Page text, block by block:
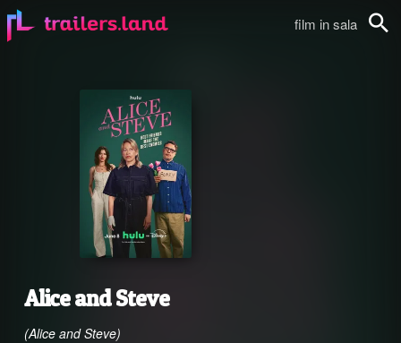
film in sala
Alice and Steve
(Alice and Steve)